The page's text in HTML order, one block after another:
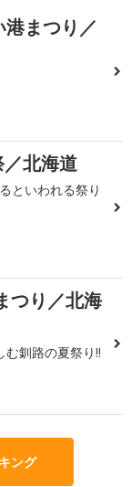
まつり／
北海道
といわれる祭り
つり／北海
む釧路の夏祭り!!
ング